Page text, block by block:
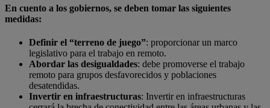
En cuento a los gobiernos, se deben tomar las siguientes
medidas:
Definir el “terreno de juego”: proporcionar un marco
legislativo para el trabajo en remoto.
Abordar las desigualdades: debe promoverse el trabajo
remoto para grupos desfavorecidos y poblaciones
desatendidas.
Invertir en infraestructuras: Invertir en infraestructuras